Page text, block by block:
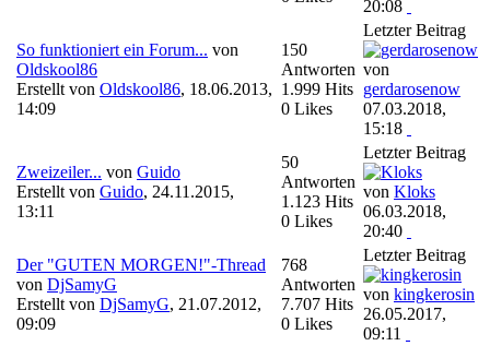
20:08
So funktioniert ein Forum... von
Oldskool86
Erstellt von Oldskool86, 18.06.2013,
14:09
150
Antworten
1.999 Hits
0 Likes
Letzter Beitrag
von
gerdarosenow
07.03.2018,
15:18
Zweizeiler... von Guido
Erstellt von Guido, 24.11.2015,
13:11
50
Antworten
1.123 Hits
0 Likes
Letzter Beitrag
von Kloks
06.03.2018,
20:40
Der "GUTEN MORGEN!"-Thread
von DjSamyG
Erstellt von DjSamyG, 21.07.2012,
09:09
768
Antworten
7.707 Hits
0 Likes
Letzter Beitrag
von kingkerosin
26.05.2017,
09:11